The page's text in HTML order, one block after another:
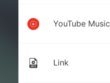
YouTube Music
Link